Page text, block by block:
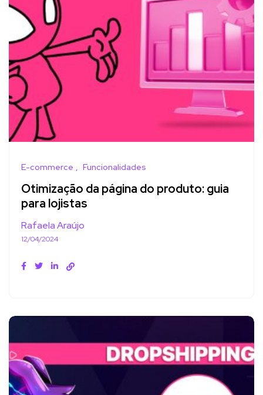
E-commerce Funcionalidades
Otimização da página do produto: guia
para lojistas
Rafaela Araújo
12/04/2024